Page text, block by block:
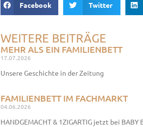
Facebook Twitter
WEITERE BEITRÄGE
MEHR ALS EIN FAMILIENBETT
17.07.2026
Unsere Geschichte in der Zeitung
FAMILIENBETT IM FACHMARKT
04.06.2026
HANDGEMACHT & 1ZIGARTIG jetzt bei BABY